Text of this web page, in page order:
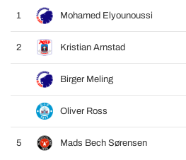
1 Mohamed Elyounoussi
2 Kristian Arnstad
Birger Meling
Oliver Ross
5 Mads Bech Sørensen